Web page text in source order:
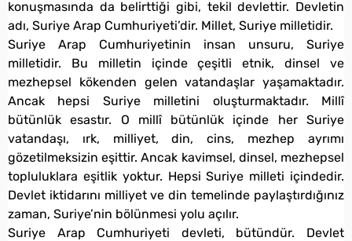
konuşmasında da belirttiği gibi, tekil devlettir. Devletin
adı, Suriye Arap Cumhuriyeti’dir. Millet, Suriye milletidir.
Suriye Arap Cumhuriyetinin insan unsuru, Suriye
milletidir. Bu milletin içinde çeşitli etnik, dinsel ve
mezhepsel kökenden gelen vatandaşlar yaşamaktadır.
Ancak hepsi Suriye milletini oluşturmaktadır. Millî
bütünlük esastır. O millî bütünlük içinde her Suriye
vatandaşı, ırk, milliyet, din, cins, mezhep ayrımı
gözetilmeksizin eşittir. Ancak kavimsel, dinsel, mezhepsel
topluluklara eşitlik yoktur. Hepsi Suriye milleti içindedir.
Devlet iktidarını milliyet ve din temelinde paylaştırdığınız
zaman, Suriye’nin bölünmesi yolu açılır.
Suriye Arap Cumhuriyeti devleti, bütündür. Devlet